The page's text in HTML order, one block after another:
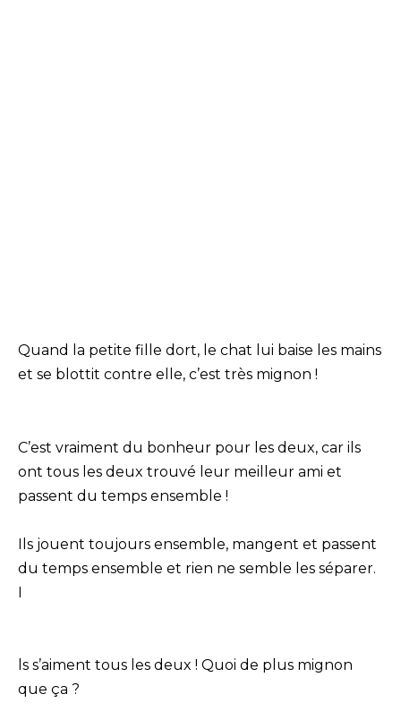
Quand la petite fille dort, le chat lui baise les mains
et se blottit contre elle, c’est très mignon !
C’est vraiment du bonheur pour les deux, car ils
ont tous les deux trouvé leur meilleur ami et
passent du temps ensemble !
Ils jouent toujours ensemble, mangent et passent
du temps ensemble et rien ne semble les séparer.
I
ls s’aiment tous les deux ! Quoi de plus mignon
que ça ?